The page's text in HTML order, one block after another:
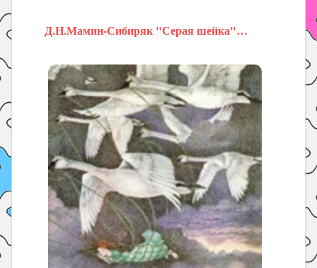
Д.Н.Мамин-Сибиряк "Серая шейка"…